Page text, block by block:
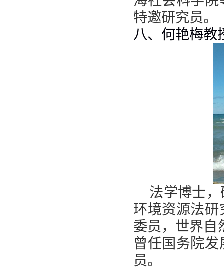
特邀研究员。
八、何艳梅教
法学博士
环境资源法
委员，世界自
曾任国务院
员。